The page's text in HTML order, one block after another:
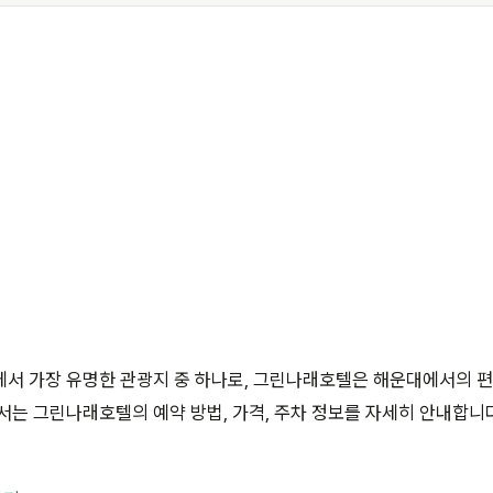
서 가장 유명한 관광지 중 하나로, 그린나래호텔은 해운대에서의
는 그린나래호텔의 예약 방법, 가격, 주차 정보를 자세히 안내합니